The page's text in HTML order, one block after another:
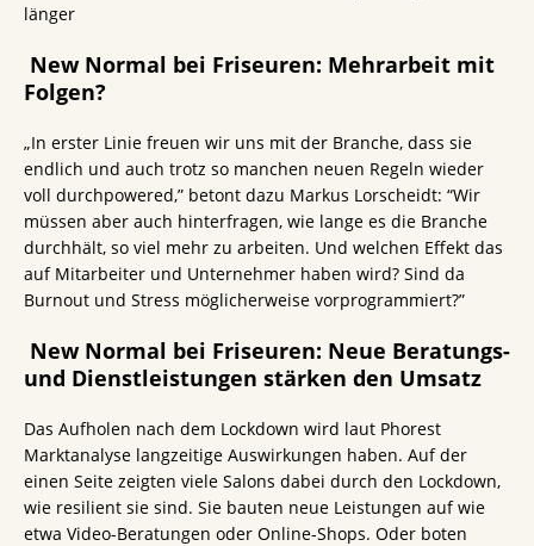
länger
New Normal bei Friseuren: Mehrarbeit mit
Folgen?
„In erster Linie freuen wir uns mit der Branche, dass sie
endlich und auch trotz so manchen neuen Regeln wieder
voll durchpowered,” betont dazu Markus Lorscheidt: “Wir
müssen aber auch hinterfragen, wie lange es die Branche
durchhält, so viel mehr zu arbeiten. Und welchen Effekt das
auf Mitarbeiter und Unternehmer haben wird? Sind da
Burnout und Stress möglicherweise vorprogrammiert?”
New Normal bei Friseuren: Neue Beratungs-
und Dienstleistungen stärken den Umsatz
Das Aufholen nach dem Lockdown wird laut Phorest
Marktanalyse langzeitige Auswirkungen haben. Auf der
einen Seite zeigten viele Salons dabei durch den Lockdown,
wie resilient sie sind. Sie bauten neue Leistungen auf wie
etwa Video-Beratungen oder Online-Shops. Oder boten